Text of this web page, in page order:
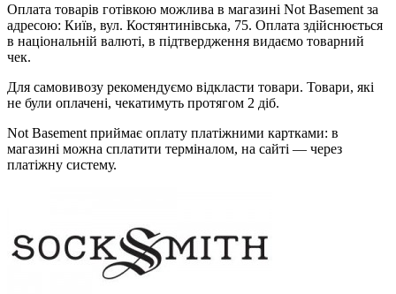
Оплата товарів готівкою можлива в магазині Not Basement за
адресою: Київ, вул. Костянтинівська, 75. Оплата здійснюється
в національній валюті, в підтвердження видаємо товарний
чек.
Для самовивозу рекомендуємо відкласти товари. Товари, які
не були оплачені, чекатимуть протягом 2 діб.
Not Basement приймає оплату платіжними картками: в
магазині можна сплатити терміналом, на сайті — через
платіжну систему.